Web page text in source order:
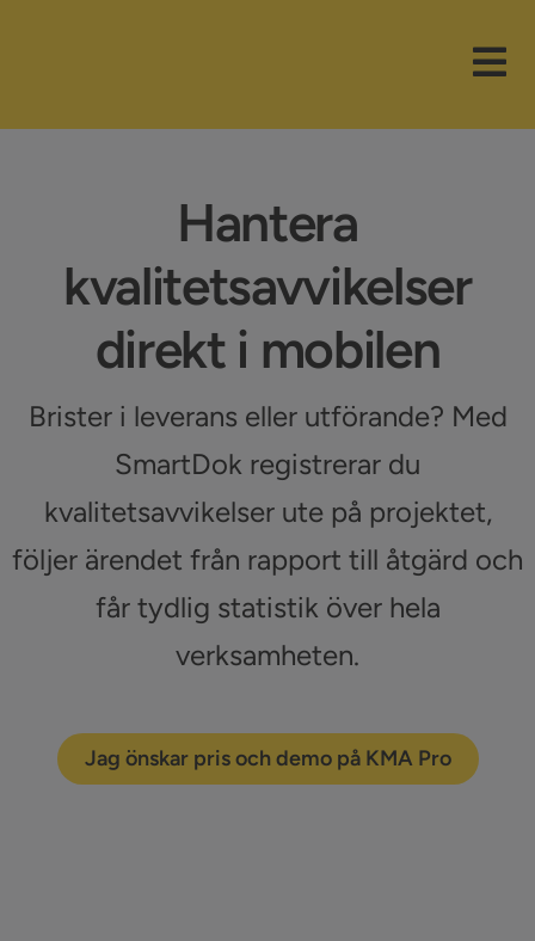
Branscher
Funktioner
Nyheter
Företaget
efter:
Hantera
kvalitetsavvikelser
direkt i mobilen
Brister i leverans eller utförande? Med
SmartDok registrerar du
kvalitetsavvikelser ute på projektet,
följer ärendet från rapport till åtgärd och
får tydlig statistik över hela
verksamheten.
Jag önskar pris och demo på KMA Pro